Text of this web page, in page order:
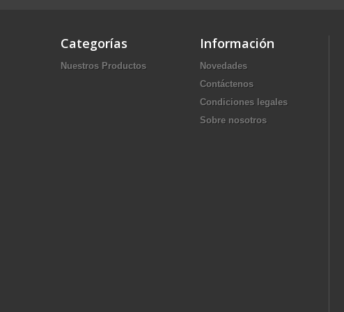
Categorías
Nuestros Productos
Información
Novedades
Contáctenos
Condiciones legales
Sobre nosotros